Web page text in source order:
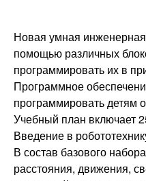
Новая умная
помощью различных
программировать их в
Программное
программировать детям
Учебный план включает
Введение в
В состав базового
расстояния, движения,